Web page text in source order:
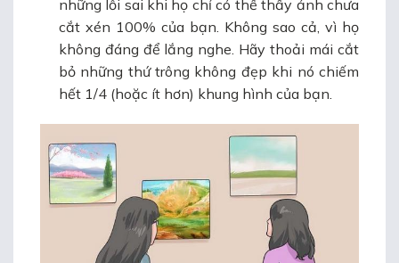
những lỗi sai khi họ chỉ có thể thấy ảnh chưa
cắt xén 100% của bạn. Không sao cả, vì họ
không đáng để lắng nghe. Hãy thoải mái cắt
bỏ những thứ trông không đẹp khi nó chiếm
hết 1/4 (hoặc ít hơn) khung hình của bạn.